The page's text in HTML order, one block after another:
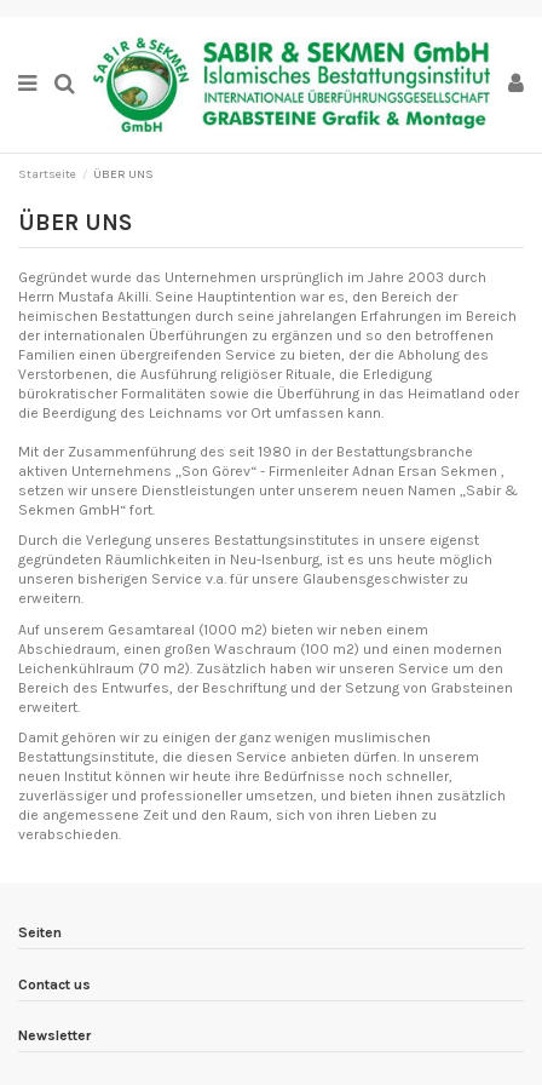
Startseite ÜBER UNS
ÜBER UNS
Gegründet wurde das Unternehmen ursprünglich im Jahre 2003 durch
Herrn Mustafa Akilli. Seine Hauptintention war es, den Bereich der
heimischen Bestattungen durch seine jahrelangen Erfahrungen im Bereich
der internationalen Überführungen zu ergänzen und so den betroffenen
Familien einen übergreifenden Service zu bieten, der die Abholung des
Verstorbenen, die Ausführung religiöser Rituale, die Erledigung
bürokratischer Formalitäten sowie die Überführung in das Heimatland oder
die Beerdigung des Leichnams vor Ort umfassen kann.
Mit der Zusammenführung des seit 1980 in der Bestattungsbranche
aktiven Unternehmens „Son Görev“ - Firmenleiter Adnan Ersan Sekmen ,
setzen wir unsere Dienstleistungen unter unserem neuen Namen „Sabir &
Sekmen GmbH“ fort.
Durch die Verlegung unseres Bestattungsinstitutes in unsere eigenst
gegründeten Räumlichkeiten in Neu-Isenburg, ist es uns heute möglich
unseren bisherigen Service v.a. für unsere Glaubensgeschwister zu
erweitern.
Auf unserem Gesamtareal (1000 m2) bieten wir neben einem
Abschiedraum, einen großen Waschraum (100 m2) und einen modernen
Leichenkühlraum (70 m2). Zusätzlich haben wir unseren Service um den
Bereich des Entwurfes, der Beschriftung und der Setzung von Grabsteinen
erweitert.
Damit gehören wir zu einigen der ganz wenigen muslimischen
Bestattungsinstitute, die diesen Service anbieten dürfen. In unserem
neuen Institut können wir heute ihre Bedürfnisse noch schneller,
zuverlässiger und professioneller umsetzen, und bieten ihnen zusätzlich
die angemessene Zeit und den Raum, sich von ihren Lieben zu
verabschieden.
Seiten
Contact us
Newsletter